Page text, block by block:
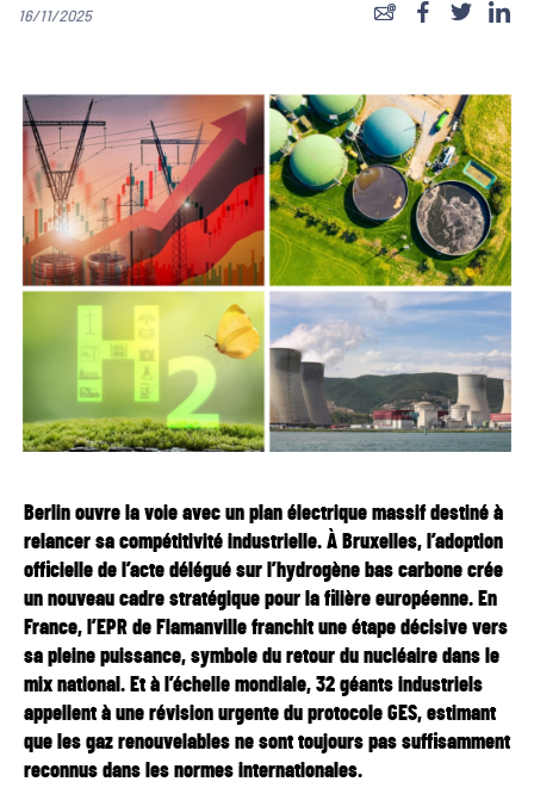
16/11/2025
Berlin ouvre la voie avec un plan électrique massif destiné à
relancer sa compétitivité industrielle. À Bruxelles, l’adoption
officielle de l’acte délégué sur l’hydrogène bas carbone crée
un nouveau cadre stratégique pour la filière européenne. En
France, l’EPR de Flamanville franchit une étape décisive vers
sa pleine puissance, symbole du retour du nucléaire dans le
mix national. Et à l’échelle mondiale, 32 géants industriels
appellent à une révision urgente du protocole GES, estimant
que les gaz renouvelables ne sont toujours pas suffisamment
reconnus dans les normes internationales.